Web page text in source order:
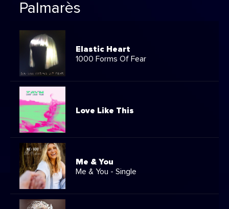
Palmarès
Elastic Heart
1000 Forms Of Fear
Love Like This
Me & You
Me & You - Single